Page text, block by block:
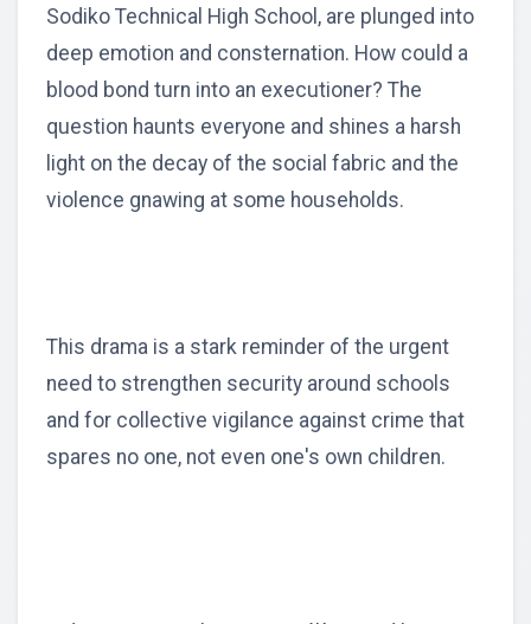
Sodiko Technical High School, are plunged into
deep emotion and consternation. How could a
blood bond turn into an executioner? The
question haunts everyone and shines a harsh
light on the decay of the social fabric and the
violence gnawing at some households.
This drama is a stark reminder of the urgent
need to strengthen security around schools
and for collective vigilance against crime that
spares no one, not even one's own children.